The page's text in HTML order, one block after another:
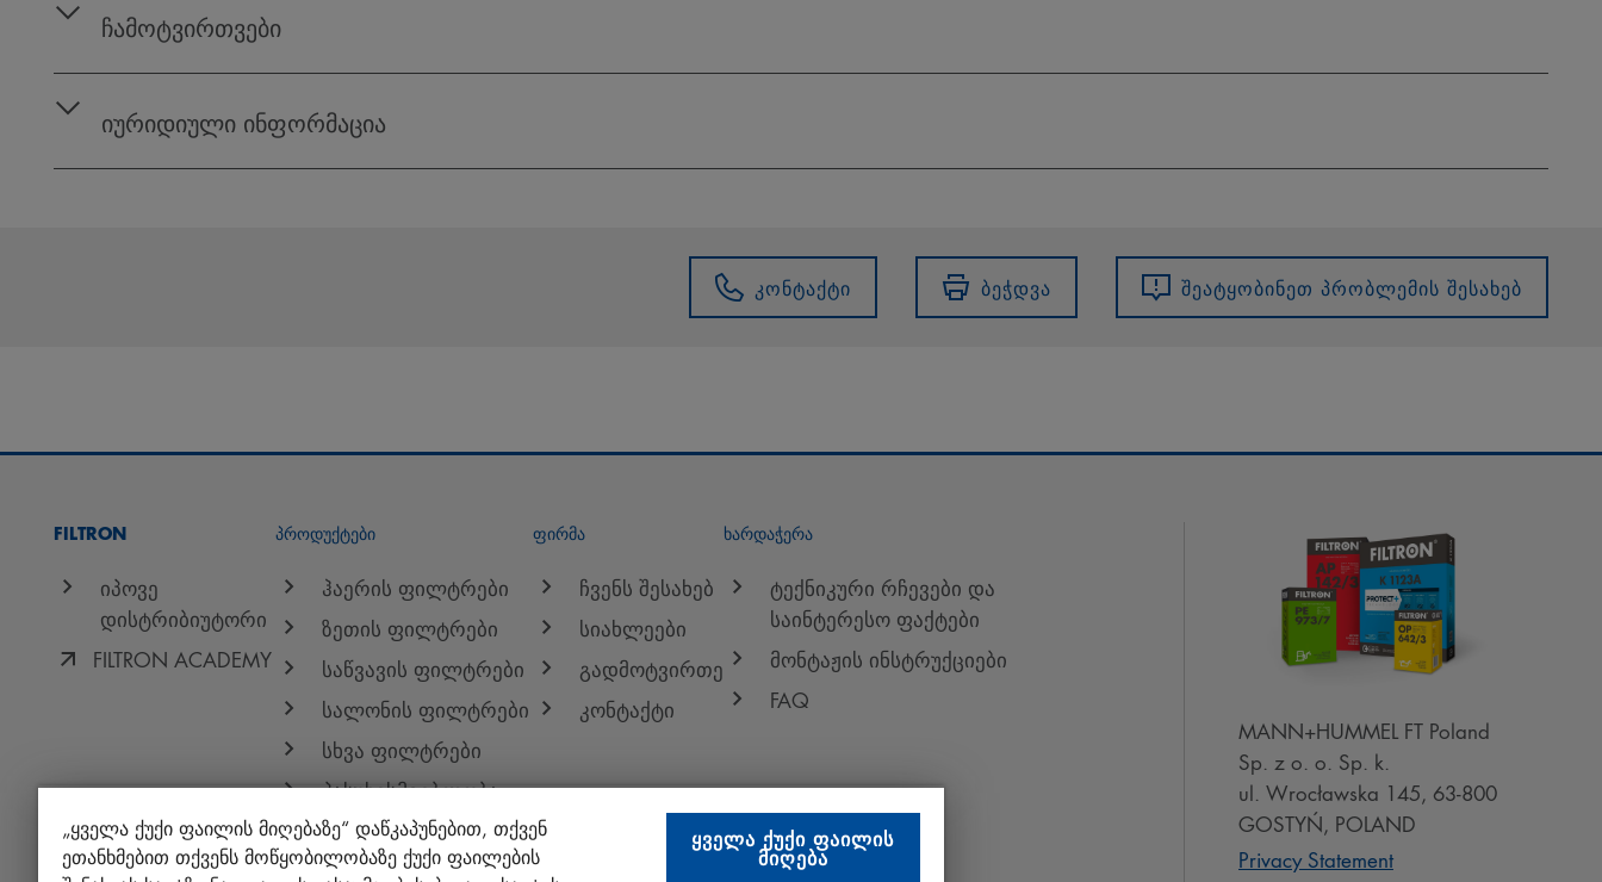
ჩამოტვირთვები
იურიდიული ინფორმაცია
კონტაქტი ბეჭდვა შეატყობინეთ პრობლემის შესახებ
FILTRON
იპოვე
დისტრიბიუტორი
FILTRON ACADEMY
პროდუქტები
ჰაერის ფილტრები
ზეთის ფილტრები
საწვავის ფილტრები
სალონის ფილტრები
სხვა ფილტრები
პასუხისმგებლობა
ხარისხზე
პროტექტ+
ფირმა
ჩვენს შესახებ
სიახლეები
გადმოტვირთე
კონტაქტი
ხარდაჭერა
ტექნიკური რჩევები და
საინტერესო ფაქტები
მონტაჟის ინსტრუქციები
FAQ
MANN+HUMMEL FT Poland
Sp. z o. o. Sp. k.
ul. Wrocławska 145, 63-800
GOSTYŃ, POLAND
Privacy Statement
„ყველა ქუქი ფაილის მიღებაზე“ დაწკაპუნებით, თქვენ
ეთანხმებით თქვენს მოწყობილობაზე ქუქი ფაილების
ᲧᲕᲔᲚᲐ ᲥᲣᲥᲘ ᲤᲐᲘᲚᲘᲡ
ᲛᲘᲦᲔᲑᲐ